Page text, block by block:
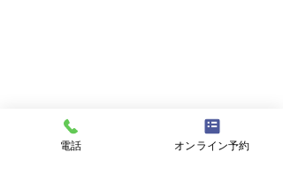
電話 オンライン予約